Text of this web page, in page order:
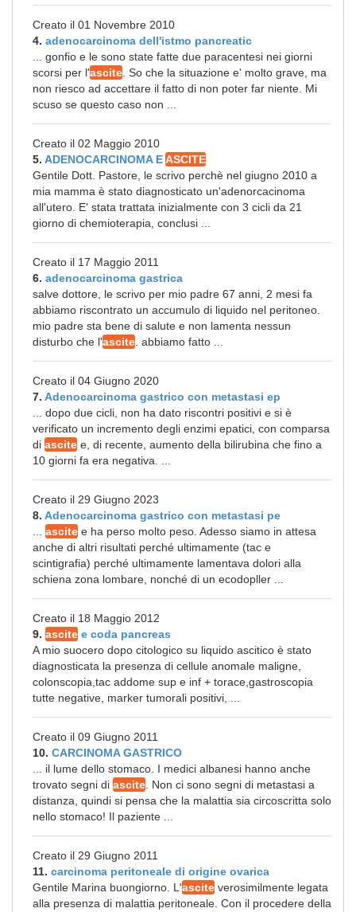
Creato il 01 Novembre 2010
4. adenocarcinoma dell'istmo pancreatic
... gonfio e le sono state fatte due paracentesi nei giorni
scorsi per l'ascite . So che la situazione e' molto grave, ma
non riesco ad accettare il fatto di non poter far niente. Mi
scuso se questo caso non ...
Creato il 02 Maggio 2010
5. ADENOCARCINOMA EASCITE
Gentile Dott. Pastore, le scrivo perchè nel giugno 2010 a
mia mamma è stato diagnosticato un'adenorcacinoma
all'utero. E' stata trattata inizialmente con 3 cicli da 21
giorno di chemioterapia, conclusi ...
Creato il 17 Maggio 2011
6. adenocarcinoma gastrica
salve dottore, le scrivo per mio padre 67 anni, 2 mesi fa
abbiamo riscontrato un accumulo di liquido nel peritoneo.
mio padre sta bene di salute e non lamenta nessun
disturbo che l'ascite . abbiamo fatto ...
Creato il 04 Giugno 2020
7. Adenocarcinoma gastrico con metastasi ep
... dopo due cicli, non ha dato riscontri positivi e si è
verificato un incremento degli enzimi epatici, con comparsa
di ascite e, di recente, aumento della bilirubina che fino a
10 giorni fa era negativa. ...
Creato il 29 Giugno 2023
8. Adenocarcinoma gastrico con metastasi pe
ascite e ha perso molto peso. Adesso siamo in attesa
anche di altri risultati perché ultimamente (tac e
scintigrafia) perché ultimamente lamentava dolori alla
schiena zona lombare, nonché di un ecodopller ...
Creato il 18 Maggio 2012
9. ascite e coda pancreas
A mio suocero dopo citologico su liquido ascitico è stato
diagnosticata la presenza di cellule anomale maligne,
colonscopia,tac addome sup e inf + torace,gastroscopia
tutte negative, marker tumorali positivi, ...
Creato il 09 Giugno 2011
10. CARCINOMA GASTRICO
... il lume dello stomaco. I medici albanesi hanno anche
trovato segni di ascite . Non ci sono segni di metastasi a
distanza, quindi si pensa che la malattia sia circoscritta solo
nello stomaco! Il paziente ...
Creato il 29 Giugno 2011
11. carcinoma peritoneale di origine ovarica
Gentile Marina buongiorno. L'ascite verosimilmente legata
alla presenza di malattia peritoneale. Con il procedere della